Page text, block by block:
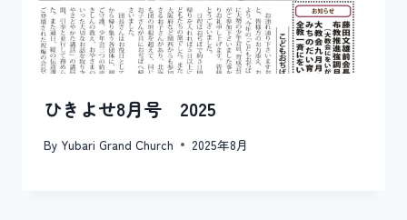
ひきよせ8月号 2025
By Yubari Grand Church 2025年8月